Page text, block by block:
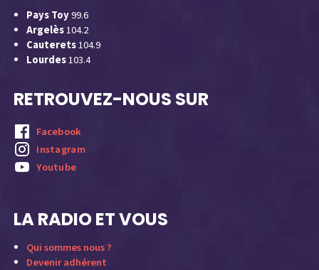
Pays Toy99.6
Argelès104.2
Cauterets104.9
Lourdes103.4
RETROUVEZ-NOUS SUR
Facebook
Instagram
Youtube
LA RADIO ET VOUS
Qui sommes nous ?
Devenir adhérent